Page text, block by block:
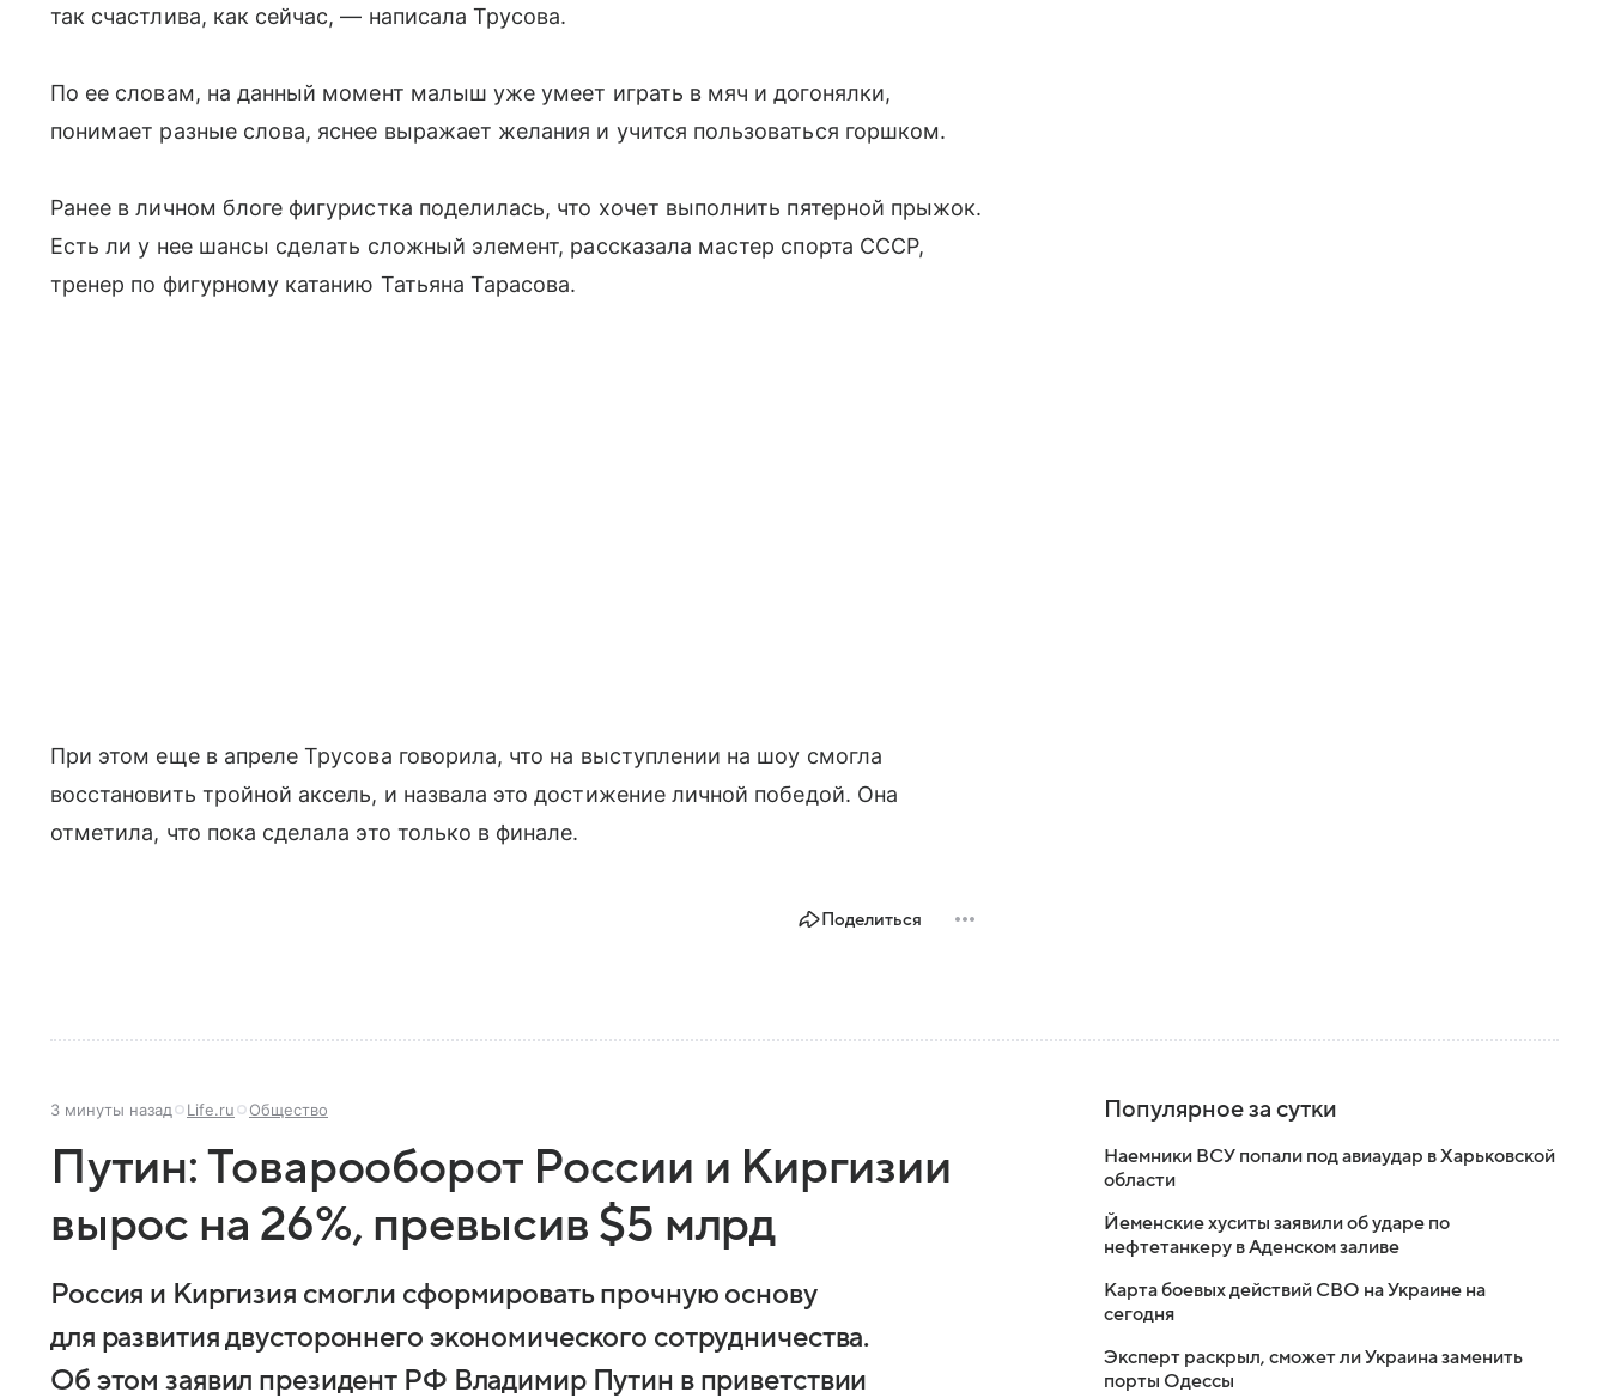
так счастлива, как сейчас, — написала Трусова.
По ее словам, на данный момент малыш уже умеет играть в мяч и догонялки,
понимает разные слова, яснее выражает желания и учится пользоваться горшком.
Ранее в личном блоге фигуристка поделилась, что хочет выполнить пятерной прыжок.
Есть ли у нее шансы сделать сложный элемент, рассказала мастер спорта СССР,
тренер по фигурному катанию Татьяна Тарасова.
При этом еще в апреле Трусова говорила, что на выступлении на шоу смогла
восстановить тройной аксель, и назвала это достижение личной победой. Она
отметила, что пока сделала это только в финале.
Поделиться
3 минуты назад Life.ru Общество
Путин: Товарооборот России и Киргизии
вырос на 26%, превысив $5 млрд
Россия и Киргизия смогли сформировать прочную основу
для развития двустороннего экономического сотрудничества.
Об этом заявил президент РФ Владимир Путин в приветствии
Популярное за сутки
Наемники ВСУ попали под авиаудар в Харьковской
области
Йеменские хуситы заявили об ударе по
нефтетанкеру в Аденском заливе
Карта боевых действий СВО на Украине на
сегодня
Эксперт раскрыл, сможет ли Украина заменить
порты Одессы